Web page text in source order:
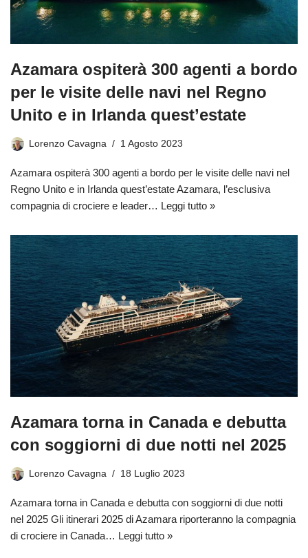
Azamara ospiterà 300 agenti a bordo
per le visite delle navi nel Regno
Unito e in Irlanda quest’estate
Lorenzo Cavagna 1 Agosto 2023
Azamara ospiterà 300 agenti a bordo per le visite delle navi nel
Regno Unito e in Irlanda quest’estate Azamara, l’esclusiva
compagnia di crociere e leader… Leggi tutto »
Azamara torna in Canada e debutta
con soggiorni di due notti nel 2025
Lorenzo Cavagna 18 Luglio 2023
Azamara torna in Canada e debutta con soggiorni di due notti
nel 2025 Gli itinerari 2025 di Azamara riporteranno la compagnia
di crociere in Canada… Leggi tutto »